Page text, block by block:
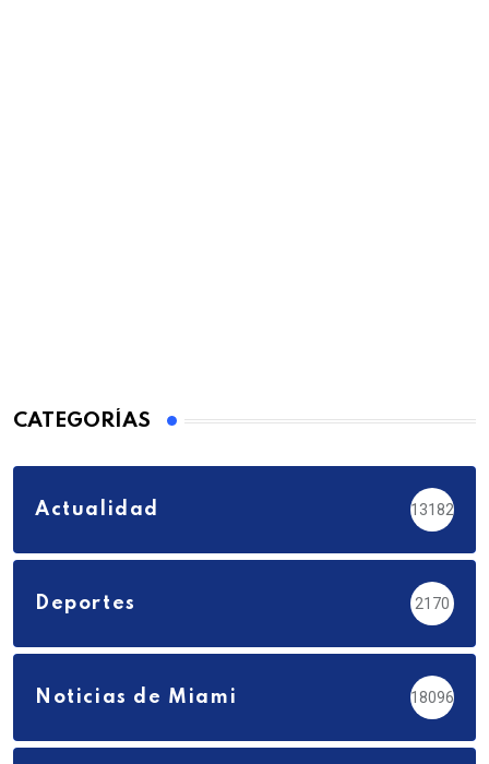
CATEGORÍAS
Actualidad 13182
Deportes 2170
Noticias de Miami 18096